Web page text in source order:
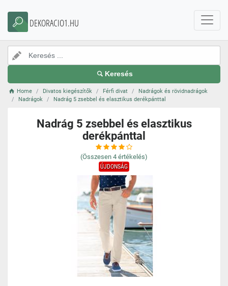
DEKORACIO1.HU
Keresés
Home Divatos kiegészítők Férfi divat
Nadrágok és rövidnadrágok
Nadrágok
Nadrág 5 zsebbel és elasztikus derékpánttal
Nadrág 5 zsebbel és elasztikus
derékpánttal
(Összesen 4 értékelés)
ÚJDONSÁG